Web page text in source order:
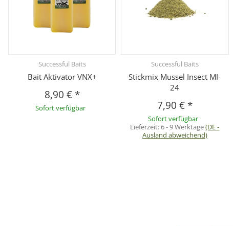
Successful Baits
Bait Aktivator VNX+
8,90 € *
Sofort verfügbar
Successful Baits
Stickmix Mussel Insect MI-
24
7,90 € *
Sofort verfügbar
Lieferzeit:6 - 9 Werktage(DE -
Ausland abweichend)